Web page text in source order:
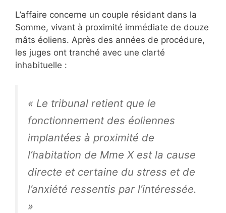
L’affaire concerne un couple résidant dans la
Somme, vivant à proximité immédiate de douze
mâts éoliens. Après des années de procédure,
les juges ont tranché avec une clarté
inhabituelle :
« Le tribunal retient que le
fonctionnement des éoliennes
implantées à proximité de
l’habitation de Mme X est la cause
directe et certaine du stress et de
l’anxiété ressentis par l’intéressée.
»